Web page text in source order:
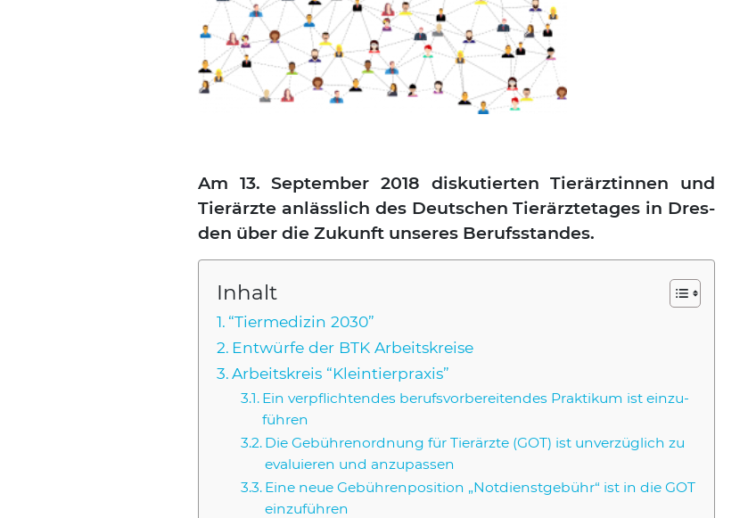
Am 13. Sep­tem­ber 2018 dis­ku­tier­ten Tier­ärz­tin­nen und
Tier­ärz­te anläss­lich des Deut­schen Tier­ärz­te­ta­ges in Dres­
den über die Zukunft unse­res Berufs­stan­des.
Inhalt
“Tier­me­di­zin 2030”
Ent­wür­fe der BTK Arbeits­krei­se
Arbeits­kreis “Klein­tier­pra­xis”
Ein ver­pflich­ten­des berufs­vor­be­rei­ten­des Prak­ti­kum ist ein­zu­
füh­ren
Die Gebüh­ren­ord­nung für Tier­ärz­te (GOT) ist unver­züg­lich zu
eva­lu­ie­ren und anzu­pas­sen
Eine neue Gebüh­ren­po­si­ti­on „Not­dienst­ge­bühr“ ist in die GOT
ein­zu­füh­ren